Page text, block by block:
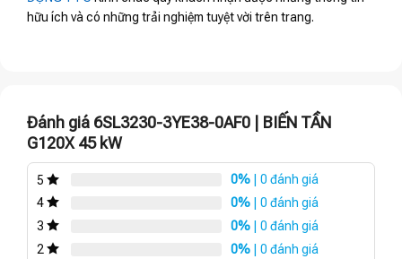
hữu ích và có những trải nghiệm tuyệt vời trên trang.
Đánh giá 6SL3230-3YE38-0AF0 | BIẾN TẦN
G120X 45 kW
5 0% | 0 đánh giá
4
0% | 0 đánh giá
3
0% | 0 đánh giá
2
0% | 0 đánh giá